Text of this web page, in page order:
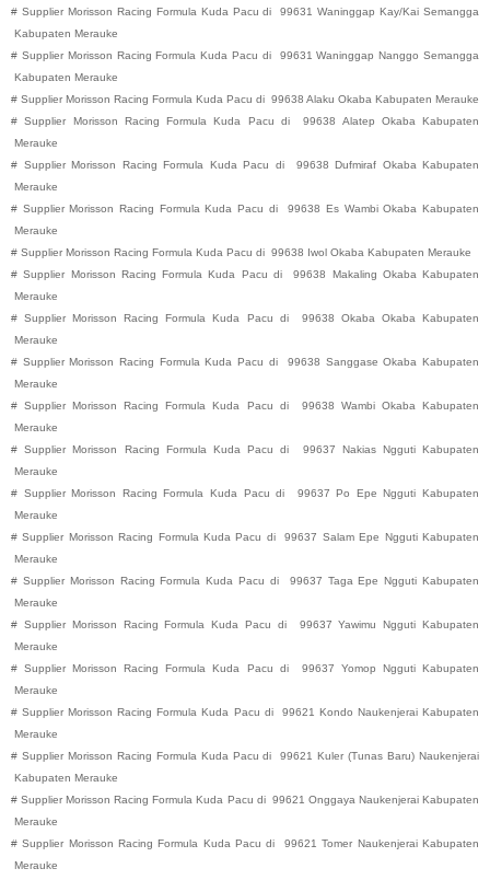
# Supplier Morisson Racing Formula Kuda Pacu di 99631 Waninggap Kay/Kai Semangga
Kabupaten Merauke
# Supplier Morisson Racing Formula Kuda Pacu di 99631 Waninggap Nanggo Semangga
Kabupaten Merauke
# Supplier Morisson Racing Formula Kuda Pacu di 99638 Alaku Okaba Kabupaten Merauke
# Supplier Morisson Racing Formula Kuda Pacu di 99638 Alatep Okaba Kabupaten
Merauke
# Supplier Morisson Racing Formula Kuda Pacu di 99638 Dufmiraf Okaba Kabupaten
Merauke
# Supplier Morisson Racing Formula Kuda Pacu di 99638 Es Wambi Okaba Kabupaten
Merauke
# Supplier Morisson Racing Formula Kuda Pacu di 99638 Iwol Okaba Kabupaten Merauke
# Supplier Morisson Racing Formula Kuda Pacu di 99638 Makaling Okaba Kabupaten
Merauke
# Supplier Morisson Racing Formula Kuda Pacu di 99638 Okaba Okaba Kabupaten
Merauke
# Supplier Morisson Racing Formula Kuda Pacu di 99638 Sanggase Okaba Kabupaten
Merauke
# Supplier Morisson Racing Formula Kuda Pacu di 99638 Wambi Okaba Kabupaten
Merauke
# Supplier Morisson Racing Formula Kuda Pacu di 99637 Nakias Ngguti Kabupaten
Merauke
# Supplier Morisson Racing Formula Kuda Pacu di 99637 Po Epe Ngguti Kabupaten
Merauke
# Supplier Morisson Racing Formula Kuda Pacu di 99637 Salam Epe Ngguti Kabupaten
Merauke
# Supplier Morisson Racing Formula Kuda Pacu di 99637 Taga Epe Ngguti Kabupaten
Merauke
# Supplier Morisson Racing Formula Kuda Pacu di 99637 Yawimu Ngguti Kabupaten
Merauke
# Supplier Morisson Racing Formula Kuda Pacu di 99637 Yomop Ngguti Kabupaten
Merauke
# Supplier Morisson Racing Formula Kuda Pacu di 99621 Kondo Naukenjerai Kabupaten
Merauke
# Supplier Morisson Racing Formula Kuda Pacu di 99621 Kuler (Tunas Baru) Naukenjerai
Kabupaten Merauke
# Supplier Morisson Racing Formula Kuda Pacu di 99621 Onggaya Naukenjerai Kabupaten
Merauke
# Supplier Morisson Racing Formula Kuda Pacu di 99621 Tomer Naukenjerai Kabupaten
Merauke